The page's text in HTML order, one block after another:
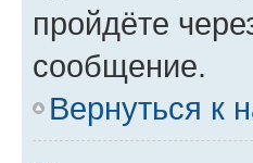
пройдёте
сообщение.
Вернуться к